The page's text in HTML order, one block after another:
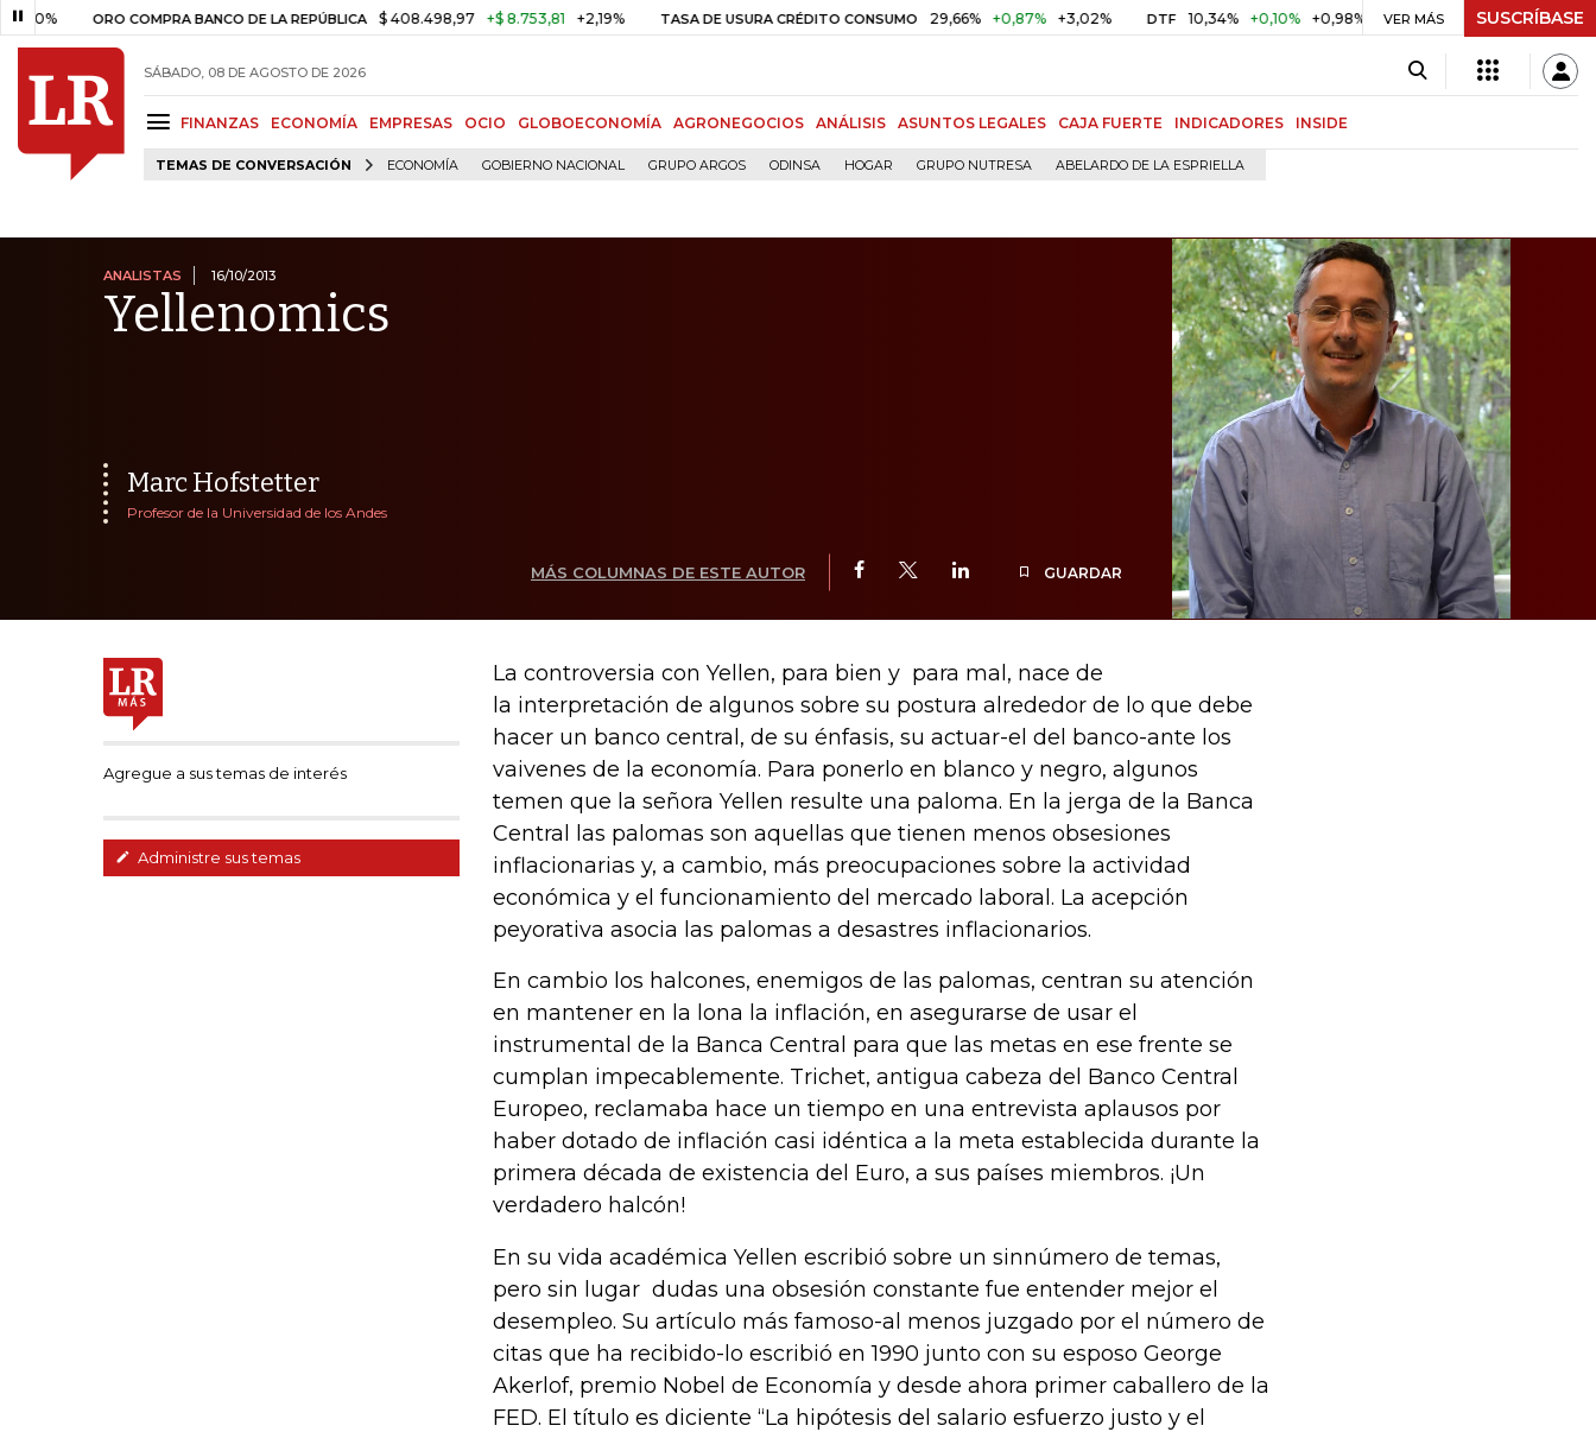
ORO COMPRA BANCO DE LA REPÚBLICA $ 408.498,97 +$ 8.753,81 +2,19% TASA DE USURA CRÉDITO CONSUMO 29,66% +0,87% +3,02% DTF 10,34% +0,10% +0,98% UVR $ 416,96 +$ 0,05 +0,01%
VER MÁS SUSCRÍBASE
SÁBADO, 08 DE AGOSTO DE 2026
FINANZAS ECONOMÍA EMPRESAS OCIO GLOBOECONOMÍA AGRONEGOCIOS ANÁLISIS ASUNTOS LEGALES CAJA FUERTE INDICADORES INSIDE
TEMAS DE CONVERSACIÓN ECONOMÍA GOBIERNO NACIONAL GRUPO ARGOS ODINSA HOGAR GRUPO NUTRESA ABELARDO DE LA ESPRIELLA
ANALISTAS 16/10/2013
Yellenomics
Marc Hofstetter
Profesor de la Universidad de los Andes
MÁS COLUMNAS DE ESTE AUTOR GUARDAR
Agregue a sus temas de interés
Administre sus temas
La controversia con Yellen, para bien y para mal, nace de
la interpretación de algunos sobre su postura alrededor de lo que debe
hacer un banco central, de su énfasis, su actuar-el del banco-ante los
vaivenes de la economía. Para ponerlo en blanco y negro, algunos
temen que la señora Yellen resulte una paloma. En la jerga de la Banca
Central las palomas son aquellas que tienen menos obsesiones
inflacionarias y, a cambio, más preocupaciones sobre la actividad
económica y el funcionamiento del mercado laboral. La acepción
peyorativa asocia las palomas a desastres inflacionarios.
En cambio los halcones, enemigos de las palomas, centran su atención
en mantener en la lona la inflación, en asegurarse de usar el
instrumental de la Banca Central para que las metas en ese frente se
cumplan impecablemente. Trichet, antigua cabeza del Banco Central
Europeo, reclamaba hace un tiempo en una entrevista aplausos por
haber dotado de inflación casi idéntica a la meta establecida durante la
primera década de existencia del Euro, a sus países miembros. ¡Un
verdadero halcón!
En su vida académica Yellen escribió sobre un sinnúmero de temas,
pero sin lugar dudas una obsesión constante fue entender mejor el
desempleo. Su artículo más famoso-al menos juzgado por el número de
citas que ha recibido-lo escribió en 1990 junto con su esposo George
Akerlof, premio Nobel de Economía y desde ahora primer caballero de la
FED. El título es diciente “La hipótesis del salario esfuerzo justo y el